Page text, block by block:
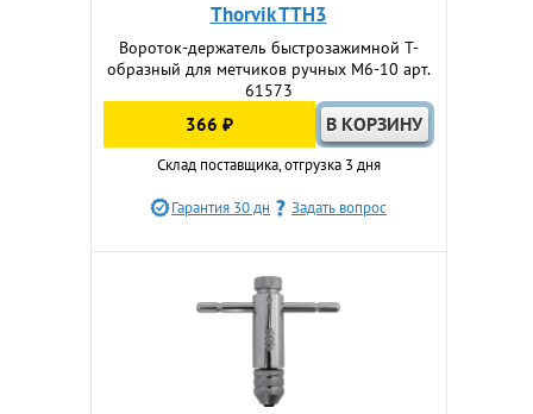
Thorvik TTH3
Вороток-держатель быстрозажимной Т-
образный для метчиков ручных M6-10 арт.
61573
366 ₽
Склад поставщика, отгрузка 3 дня
Гарантия 30 дн Задать вопрос